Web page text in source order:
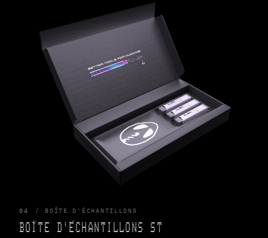
04 BOÎTE D'ÉCHANTILLONS
BOÎTE D'ÉCHANTILLONS ST